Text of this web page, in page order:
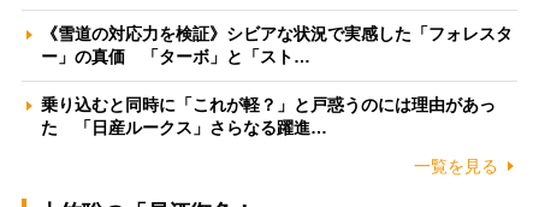
《雪道の対応力を検証》シビアな状況で実感した「フォレスタ
ー」の真価 「ターボ」と「スト…
乗り込むと同時に「これが軽？」と戸惑うのには理由があっ
た 「日産ルークス」さらなる躍進…
一覧を見る